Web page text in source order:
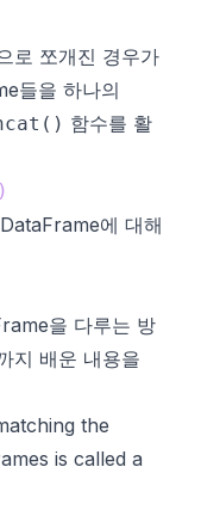
로 쪼개진 경우가
들을 하나의
함수를 활
)
DataFrame에 대해
을 다루는 방
지 배운 내용을
the
is called a